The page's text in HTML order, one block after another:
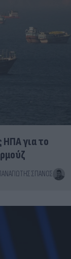
ΗΠΑ για το
ΣΠΑΝΌΣ